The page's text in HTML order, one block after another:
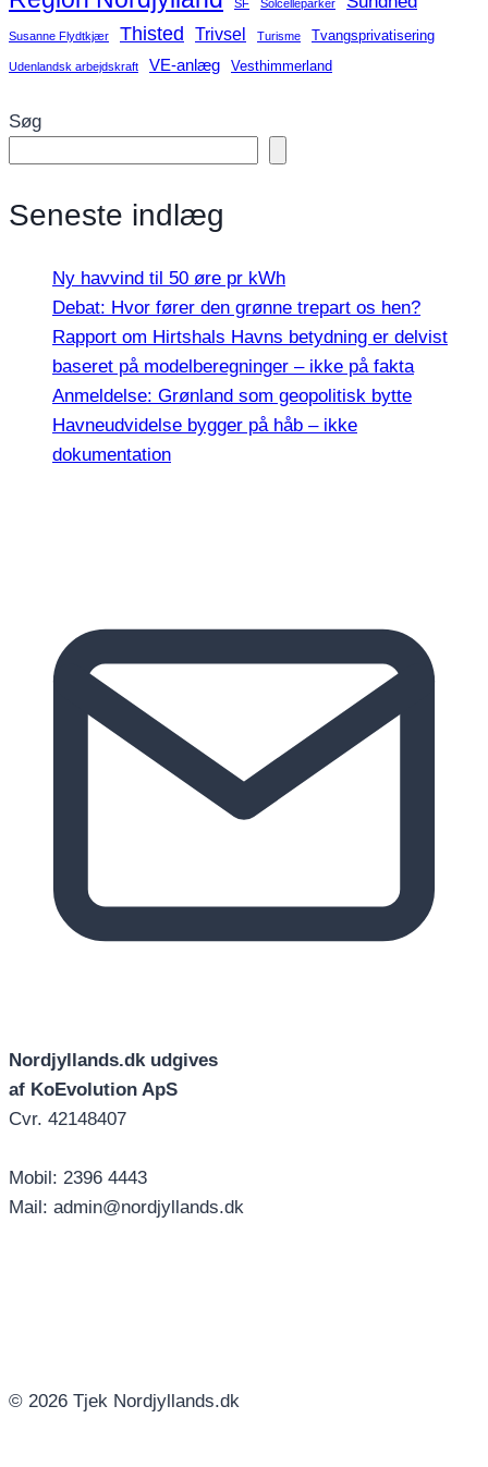
SF Solcelleparker
Susanne Flydtkjær Thisted Trivsel Turisme Tvangsprivatisering
Udenlandsk arbejdskraft VE-anlæg Vesthimmerland
Søg
Seneste indlæg
Ny havvind til 50 øre pr kWh
Debat: Hvor fører den grønne trepart os hen?
Rapport om Hirtshals Havns betydning er delvist
baseret på modelberegninger – ikke på fakta
Anmeldelse: Grønland som geopolitisk bytte
Havneudvidelse bygger på håb – ikke
dokumentation
Nordjyllands.dk udgives
af KoEvolution ApS
Cvr. 42148407
Mobil: 2396 4443
Mail: admin@nordjyllands.dk
© 2026 Tjek Nordjyllands.dk